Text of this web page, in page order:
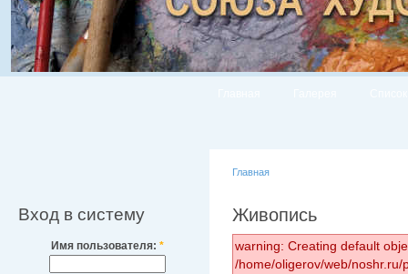
Вход в систему
Имя пользователя: *
Главная
Живопись
warning: Creating default
/home/oligerov/web/